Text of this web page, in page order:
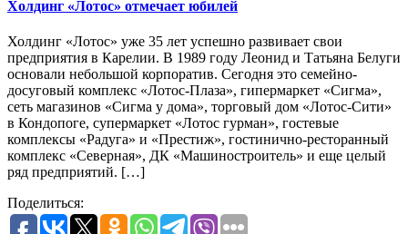
Холдинг «Лотос» отмечает юбилей
Холдинг «Лотос» уже 35 лет успешно развивает свои
предприятия в Карелии. В 1989 году Леонид и Татьяна Белуги
основали небольшой корпоратив. Сегодня это семейно-
досуговый комплекс «Лотос-Плаза», гипермаркет «Сигма»,
сеть магазинов «Сигма у дома», торговый дом «Лотос-Сити»
в Кондопоге, супермаркет «Лотос гурман», гостевые
комплексы «Радуга» и «Престиж», гостинично-ресторанный
комплекс «Северная», ДК «Машиностроитель» и еще целый
ряд предприятий. […]
Поделиться: